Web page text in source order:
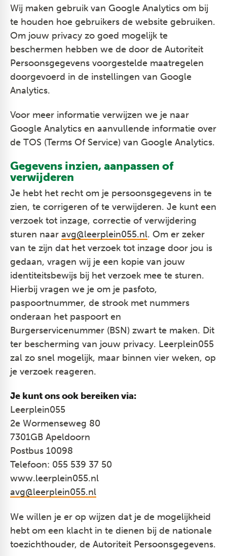
Wij maken gebruik van Google Analytics om bij
te houden hoe gebruikers de website gebruiken.
Om jouw privacy zo goed mogelijk te
beschermen hebben we de door de Autoriteit
Persoonsgegevens voorgestelde maatregelen
doorgevoerd in de instellingen van Google
Analytics.
Voor meer informatie verwijzen we je naar
Google Analytics en aanvullende informatie over
de TOS (Terms Of Service) van Google Analytics.
Gegevens inzien, aanpassen of
verwijderen
Je hebt het recht om je persoonsgegevens in te
zien, te corrigeren of te verwijderen. Je kunt een
verzoek tot inzage, correctie of verwijdering
sturen naar avg@leerplein055.nl. Om er zeker
van te zijn dat het verzoek tot inzage door jou is
gedaan, vragen wij je een kopie van jouw
identiteitsbewijs bij het verzoek mee te sturen.
Hierbij vragen we je om je pasfoto,
paspoortnummer, de strook met nummers
onderaan het paspoort en
Burgerservicenummer (BSN) zwart te maken. Dit
ter bescherming van jouw privacy. Leerplein055
zal zo snel mogelijk, maar binnen vier weken, op
je verzoek reageren.
Je kunt ons ook bereiken via:
Leerplein055
2e Wormenseweg 80
7301GB Apeldoorn
Postbus 10098
Telefoon: 055 539 37 50
www.leerplein055.nl
avg@leerplein055.nl
We willen je er op wijzen dat je de mogelijkheid
hebt om een klacht in te dienen bij de nationale
toezichthouder, de Autoriteit Persoonsgegevens.